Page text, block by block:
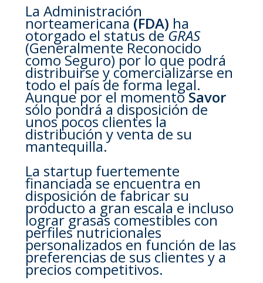
La Administración
norteamericana(FDA) ha
otorgado el status deGRAS
(Generalmente Reconocido
como Seguro) por lo que podrá
distribuirse y comercializarse en
todo el país de forma legal.
Aunque por el momentoSavor
sólo pondrá a disposición de
unos pocos clientes la
distribución y venta de su
mantequilla.
La startup fuertemente
financiada se encuentra en
disposición de fabricar su
producto a gran escala e incluso
lograr grasas comestibles con
perfiles nutricionales
personalizados en función de las
preferencias de sus clientes y a
precios competitivos.